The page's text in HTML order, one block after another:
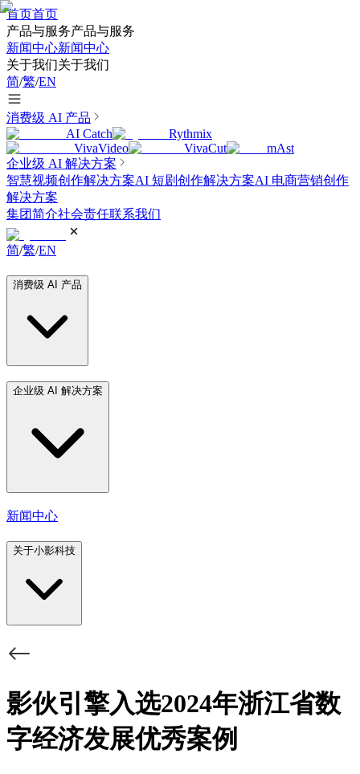
首页首页
产品与服务产品与服务
新闻中心新闻中心
关于我们关于我们
简/繁/EN
消费级 AI 产品
AI Catch
Rythmix
VivaVideo
VivaCut
mAst
企业级 AI 解决方案
智慧视频创作解决方案AI 短剧创作解决方案AI 电商营销创作
解决方案
集团简介社会责任联系我们
简/繁/EN
消费级 AI 产品
企业级 AI 解决方案
新闻中心
关于小影科技
影伙引擎入选2024年浙江省数
字经济发展优秀案例